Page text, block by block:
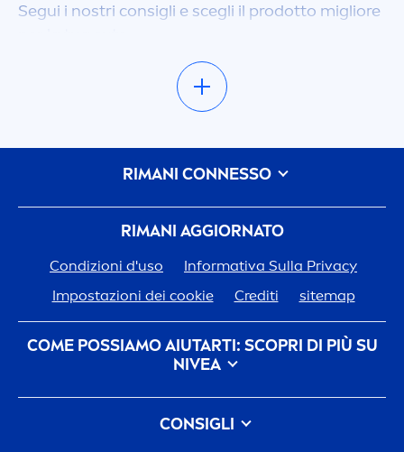
Segui i nostri consigli e scegli il prodotto migliore
RIMANI AGGIORNATO
Condizioni d'uso
Informativa Sulla Privacy
Impostazioni dei cookie
Crediti sitemap
COME POSSIAMO AIUTARTI: SCOPRI DI PIÙ SU
NIVEA
Storia del Marchio
Opportunità di Lavoro in Beiersdorf
CONSIGLI
RIMANI CONNESSO